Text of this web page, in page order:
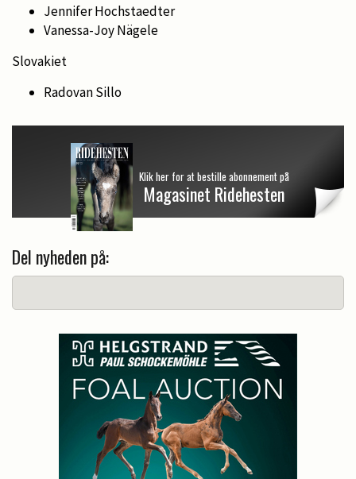
Jennifer Hochstaedter
Vanessa-Joy Nägele
Slovakiet
Radovan Sillo
Klik her for at bestille abonnement på
Magasinet Ridehesten
Del nyheden på: